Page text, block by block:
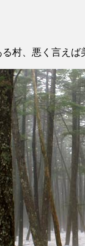
村、悪く言え